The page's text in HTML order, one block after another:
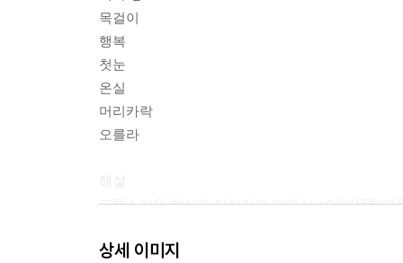
목걸이
행복
첫눈
온실
머리카락
오를라
고통스러운 현실과 이야기의 매력 | 남승원(문학평
상세 이미지